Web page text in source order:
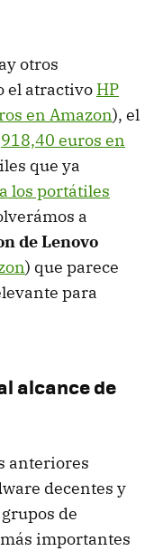
otros
el atractivo HP
en Amazon), el
918,40 euros en
que ya
los portátiles
a
de Lenovo
) que parece
para
alcance de
anteriores
decentes y
de
importantes